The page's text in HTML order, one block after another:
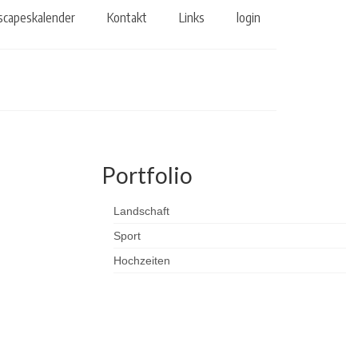
Kontakt Links login
Portfolio
Landschaft
Sport
Hochzeiten